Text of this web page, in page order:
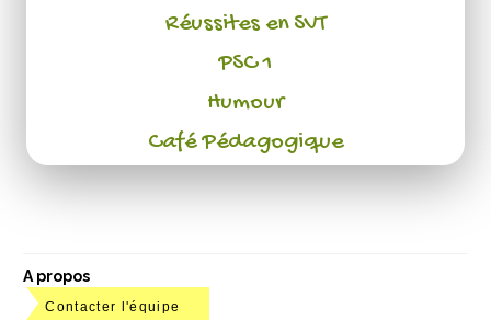
Réussites en SVT
PSC 1
Humour
Café Pédagogique
A propos
Contacter l'équipe